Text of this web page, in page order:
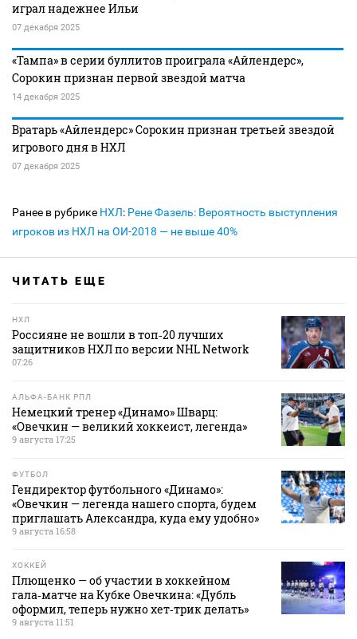
играл надежнее Ильи
07 декабря 2025
«Тампа» в серии буллитов проиграла «Айлендерс»,
Сорокин признан первой звездой матча
14 декабря 2025
Вратарь «Айлендерс» Сорокин признан третьей звездой
игрового дня в НХЛ
07 декабря 2025
Ранее в рубрике НХЛ: Рене Фазель: Вероятность выступления
игроков из НХЛ на ОИ-2018 — не выше 40%
ЧИТАТЬ ЕЩЕ
НХЛ
Россияне не вошли в топ‑20 лучших
защитников НХЛ по версии NHL Network
07:26
АЛЬФА-БАНК РПЛ
Немецкий тренер «Динамо» Шварц:
«Овечкин — великий хоккеист, легенда»
9 августа 17:25
ФУТБОЛ
Гендиректор футбольного «Динамо»:
«Овечкин — легенда нашего спорта, будем
приглашать Александра, куда ему удобно»
9 августа 16:58
ХОККЕЙ
Плющенко — об участии в хоккейном
гала‑матче на Кубке Овечкина: «Дубль
оформил, теперь нужно хет‑трик делать»
9 августа 11:51